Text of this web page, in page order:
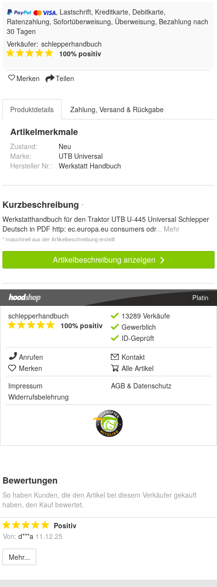
, Lastschrift, Kreditkarte, Debitkarte,
Ratenzahlung, Sofortüberweisung, Überweisung, Bezahlung nach
30 Tagen
Verkäufer: schlepperhandbuch
100% positiv
Merken Teilen
Produktdetails Zahlung, Versand & Rückgabe
Artikelmerkmale
Zustand:
Neu
Marke:
UTB Universal
Hersteller Nr.:
Werkstatt Handbuch
Kurzbeschreibung *
Werkstatthandbuch für den Traktor UTB U-445 Universal Schlepper
Deutsch in PDF http: ec.europa.eu consumers odr... Mehr
* maschinell aus der Artikelbeschreibung erstellt
Artikelbeschreibung anzeigen
Platin
schlepperhandbuch
100% positiv
13289 Verkäufe
Gewerblich
ID-Geprüft
Anrufen
Kontakt
Merken
Alle Artikel
Impressum
AGB & Datenschutz
Widerrufsbelehrung
Bewertungen
So haben Kunden, die den Artikel bei diesem Verkäufer gekauft
haben, den Kauf bewertet.
Positiv
Von: d***a 11.12.25
Mehr...